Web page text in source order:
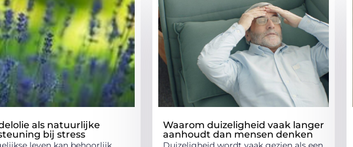
als natuurlijke
bij stress
Waarom duizeligheid vaak langer
aanhoudt dan mensen denken